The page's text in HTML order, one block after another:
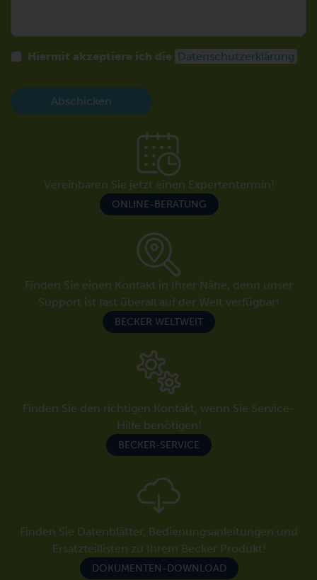
Hiermit akzeptiere ich die Datenschutzerklärung
Abschicken
Vereinbaren Sie jetzt einen Expertentermin!
ONLINE-BERATUNG
Finden Sie einen Kontakt in Ihrer Nähe, denn unser
Support ist fast überall auf der Welt verfügbar!
BECKER WELTWEIT
Finden Sie den richtigen Kontakt, wenn Sie Service-
Hilfe benötigen!
BECKER-SERVICE
Finden Sie Datenblätter, Bedienungsanleitungen und
Ersatzteillisten zu Ihrem Becker Produkt!
DOKUMENTEN-DOWNLOAD